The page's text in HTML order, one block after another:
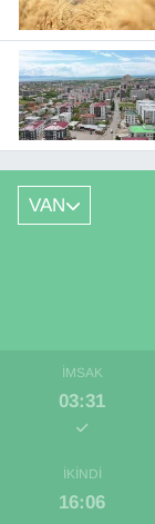
VAN
İMSAK
03:31
İKINDI
16:06